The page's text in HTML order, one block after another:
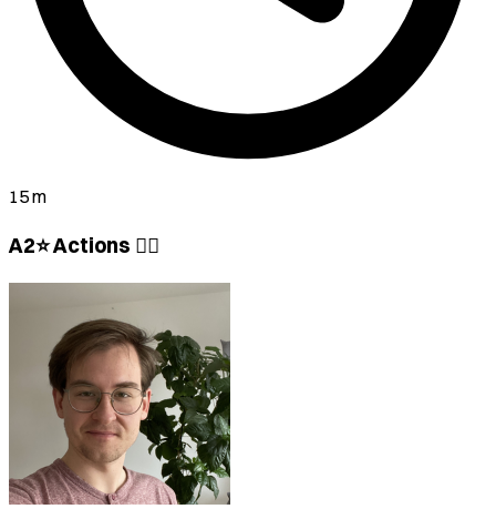
15 m
A2⭐ Actions 🏃‍♂️